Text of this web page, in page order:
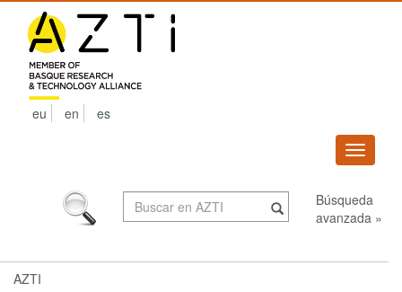
navigation
eu en es
Búsqueda
avanzada »
AZTI